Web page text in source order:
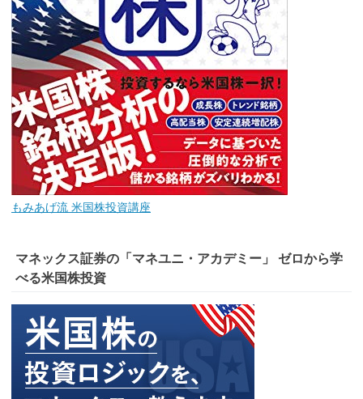
もみあげ流 米国株投資講座
マネックス証券の「マネユニ・アカデミー」 ゼロから学
べる米国株投資